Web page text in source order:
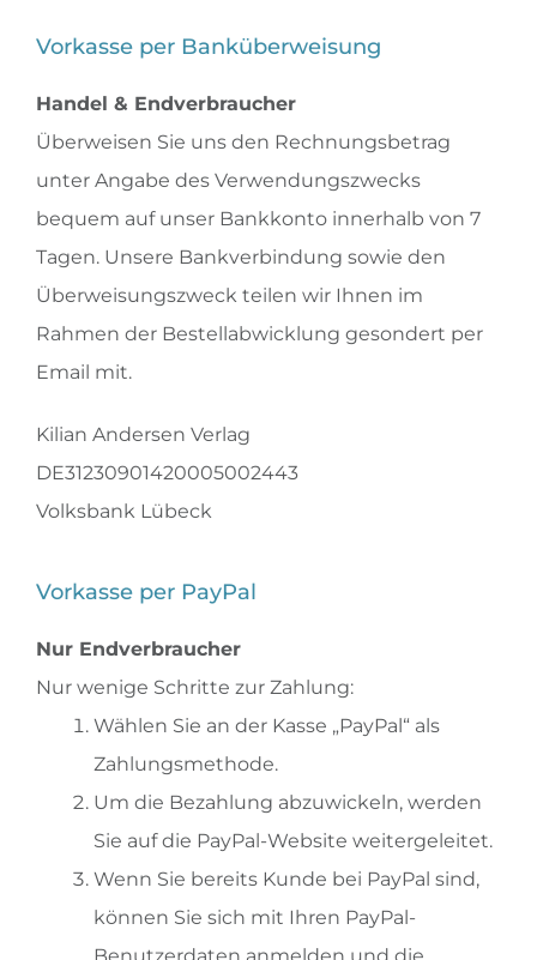
Vorkasse per Banküberweisung
Handel & Endverbraucher
Überweisen Sie uns den Rechnungsbetrag
unter Angabe des Verwendungszwecks
bequem auf unser Bankkonto innerhalb von 7
Tagen. Unsere Bankverbindung sowie den
Überweisungszweck teilen wir Ihnen im
Rahmen der Bestellabwicklung gesondert per
Email mit.
Kilian Andersen Verlag
DE31230901420005002443
Volksbank Lübeck
Vorkasse per PayPal
Nur Endverbraucher
Nur wenige Schritte zur Zahlung:
Wählen Sie an der Kasse „PayPal“ als
Zahlungsmethode.
Um die Bezahlung abzuwickeln, werden
Sie auf die PayPal-Website weitergeleitet.
Wenn Sie bereits Kunde bei PayPal sind,
können Sie sich mit Ihren PayPal-
Benutzerdaten anmelden und die